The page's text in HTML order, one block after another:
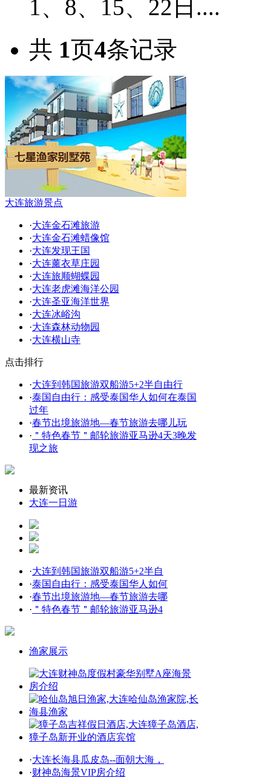
1、8、15、22日....
共 1页4条记录
大连旅游景点
·大连金石滩旅游
·大连金石滩蜡像馆
·大连发现王国
·大连薰衣草庄园
·大连旅顺蝴蝶园
·大连老虎滩海洋公园
·大连圣亚海洋世界
·大连冰峪沟
·大连森林动物园
·大连横山寺
点击排行
·大连到韩国旅游双船游5+2半自由行
·泰国自由行：感受泰国华人如何在泰国
过年
·春节出境旅游地—春节旅游去哪儿玩
· ＂特色春节＂邮轮旅游亚马逊4天3晚发
现之旅
最新资讯
大连一日游
·大连到韩国旅游双船游5+2半自
·泰国自由行：感受泰国华人如何
·春节出境旅游地—春节旅游去哪
· ＂特色春节＂邮轮旅游亚马逊4
渔家展示
·大连长海县瓜皮岛--面朝大海，
·财神岛海景VIP房介绍